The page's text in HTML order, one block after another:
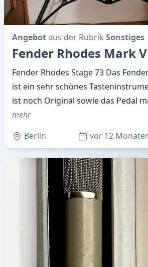
Angebotaus der Rubrik Sonstiges
Fender Rhodes Mark V
Fender Rhodes Stage 73 Das
ist ein sehr schönes
ist noch Original sowie das Pedal
mehr
Berlin
vor 12